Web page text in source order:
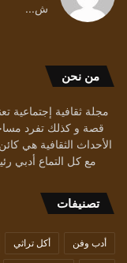
ش...
من نحن
مجلة ثقافية إجتماعية
قصة و كذلك تفرد
الأحداث الثقافية هي
مع كل التماع أدبي
تصنيفات
أدب وفن أكل تراثي